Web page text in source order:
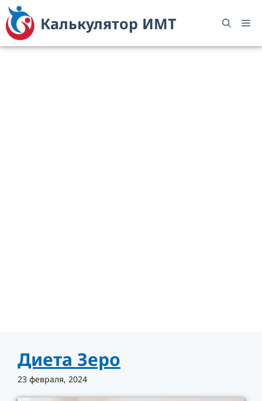
Перейти
содержимому
Калькулятор ИМТ
Диета Зеро
23 февраля, 2024